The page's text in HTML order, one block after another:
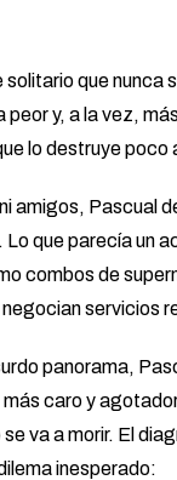
solitario que nunca
peor y, a la vez,
lo destruye poco
amigos, Pascual
Lo que parecía un
combos de
servicios
panorama,
más caro y
va a morir. El
inesperado: